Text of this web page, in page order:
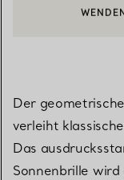
EINEN
Der
verleiht
Das
Sonnenbrille